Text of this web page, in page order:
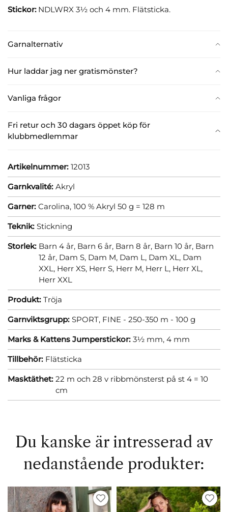
Garnalternativ
Hur laddar jag ner gratismönster?
Vanliga frågor
Fri retur och 30 dagars öppet köp för
klubbmedlemmar
Stickor:NDLWRX 3½ och 4 mm. Flätsticka.
Artikelnummer: 12013
Garnkvalité: Akryl
Garner: Carolina, 100 % Akryl 50 g = 128 m
Teknik: Stickning
Storlek: Barn 4 år, Barn 6 år, Barn 8 år, Barn 10 år, Barn
12 år, Dam S, Dam M, Dam L, Dam XL, Dam
XXL, Herr XS, Herr S, Herr M, Herr L, Herr XL,
Herr XXL
Produkt: Tröja
Garnviktsgrupp: SPORT, FINE - 250-350 m - 100 g
Marks & Kattens Jumperstickor: 3½ mm, 4 mm
Tillbehör: Flätsticka
Masktäthet: 22 m och 28 v ribbmönsterst på st 4 = 10
cm
Du kanske är intresserad av
nedanstående produkter: